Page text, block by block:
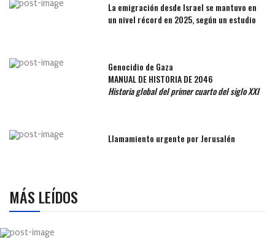
La emigración desde Israel se mantuvo en
un nivel récord en 2025, según un estudio
Genocidio de Gaza
MANUAL DE HISTORIA DE 2046
Historia global del primer cuarto del siglo XXI
Llamamiento urgente por Jerusalén
MÁS LEÍDOS